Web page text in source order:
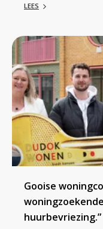
LEES
Gooise
huurbevriezing.”